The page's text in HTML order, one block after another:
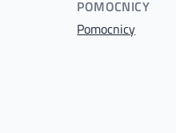
POMOCNICY
Pomocnicy